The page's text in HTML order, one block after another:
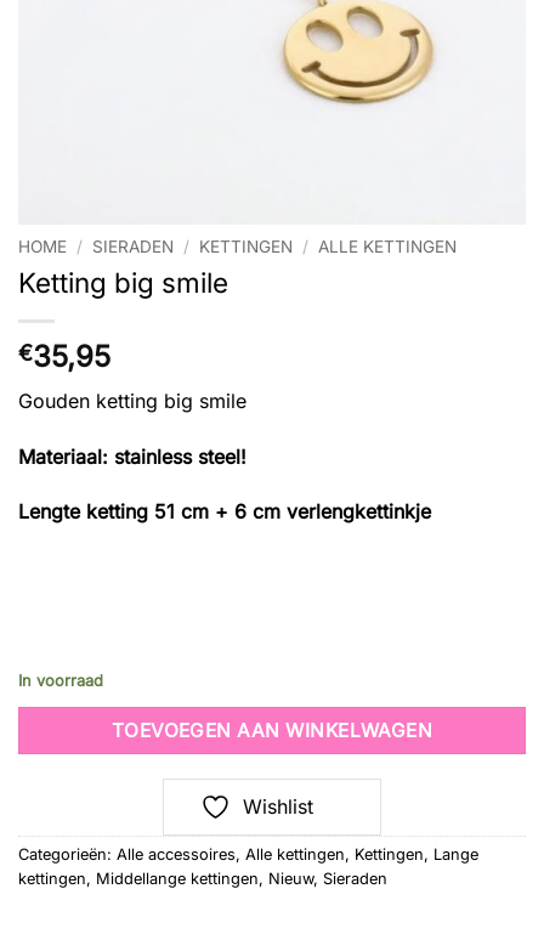
HOME / SIERADEN / KETTINGEN / ALLE KETTINGEN
Ketting big smile
€35,95
Gouden ketting big smile
Materiaal: stainless steel!
Lengte ketting 51 cm + 6 cm verlengkettinkje
In voorraad
TOEVOEGEN AAN WINKELWAGEN
Wishlist
Categorieën: Alle accessoires, Alle kettingen, Kettingen, Lange
kettingen, Middellange kettingen, Nieuw, Sieraden